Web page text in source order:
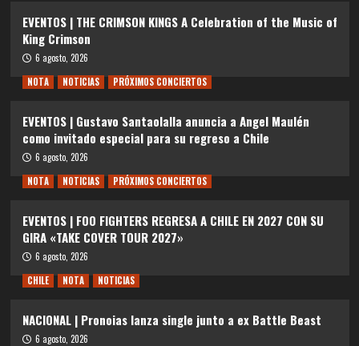
EVENTOS | THE CRIMSON KINGS A Celebration of the Music of
King Crimson
6 agosto, 2026
NOTA
NOTICIAS PRÓXIMOS CONCIERTOS
EVENTOS | Gustavo Santaolalla anuncia a Angel Maulén
como invitado especial para su regreso a Chile
6 agosto, 2026
NOTA
NOTICIAS PRÓXIMOS CONCIERTOS
EVENTOS | FOO FIGHTERS REGRESA A CHILE EN 2027 CON SU
GIRA «TAKE COVER TOUR 2027»
6 agosto, 2026
CHILE
NOTA NOTICIAS
NACIONAL | Pronoias lanza single junto a ex Battle Beast
6 agosto, 2026